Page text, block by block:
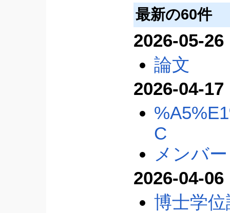
最新の60件
2026-05-26
論文
2026-04-17
C
メンバー
2026-04-06
博士学